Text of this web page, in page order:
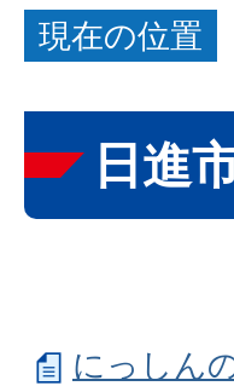
現在の位置
日進
にっしん